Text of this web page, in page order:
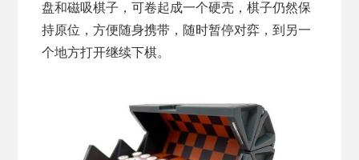
盘和磁吸棋子，可卷起成一个硬壳，棋子仍然保
持原位，方便随身携带，随时暂停对弈，到另一
个地方打开继续下棋。